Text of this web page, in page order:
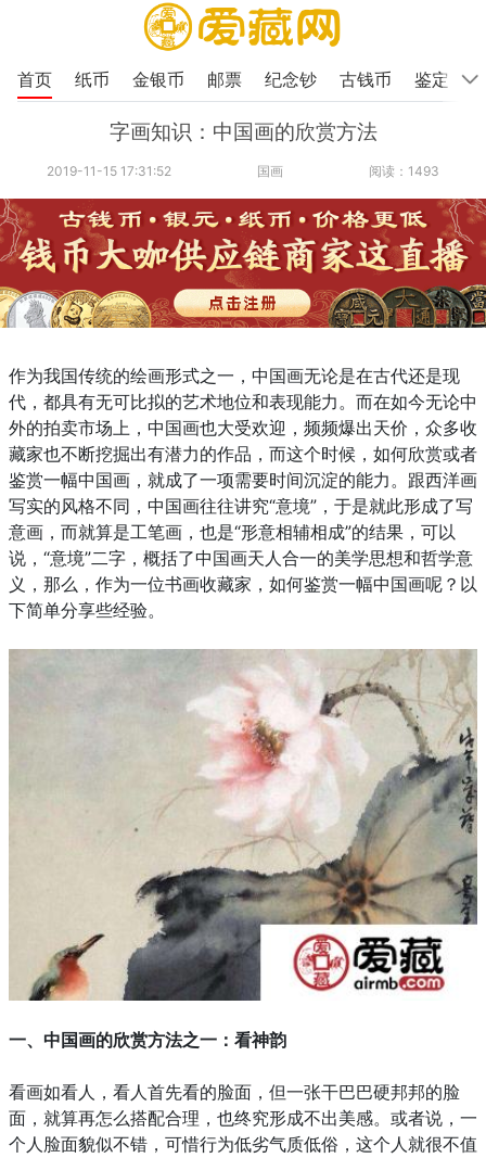
首页 纸币 金银币 邮票 纪念钞 古钱币 鉴定
字画知识：中国画的欣赏方法
2019-11-15 17:31:52 国画 阅读：1493
作为我国传统的绘画形式之一，中国画无论是在古代还是现
代，都具有无可比拟的艺术地位和表现能力。而在如今无论中
外的拍卖市场上，中国画也大受欢迎，频频爆出天价，众多收
藏家也不断挖掘出有潜力的作品，而这个时候，如何欣赏或者
鉴赏一幅中国画，就成了一项需要时间沉淀的能力。跟西洋画
写实的风格不同，中国画往往讲究“意境”，于是就此形成了写
意画，而就算是工笔画，也是“形意相辅相成”的结果，可以
说，“意境”二字，概括了中国画天人合一的美学思想和哲学意
义，那么，作为一位书画收藏家，如何鉴赏一幅中国画呢？以
下简单分享些经验。
一、中国画的欣赏方法之一：看神韵
看画如看人，看人首先看的脸面，但一张干巴巴硬邦邦的脸
面，就算再怎么搭配合理，也终究形成不出美感。或者说，一
个人脸面貌似不错，可惜行为低劣气质低俗，这个人就很不值